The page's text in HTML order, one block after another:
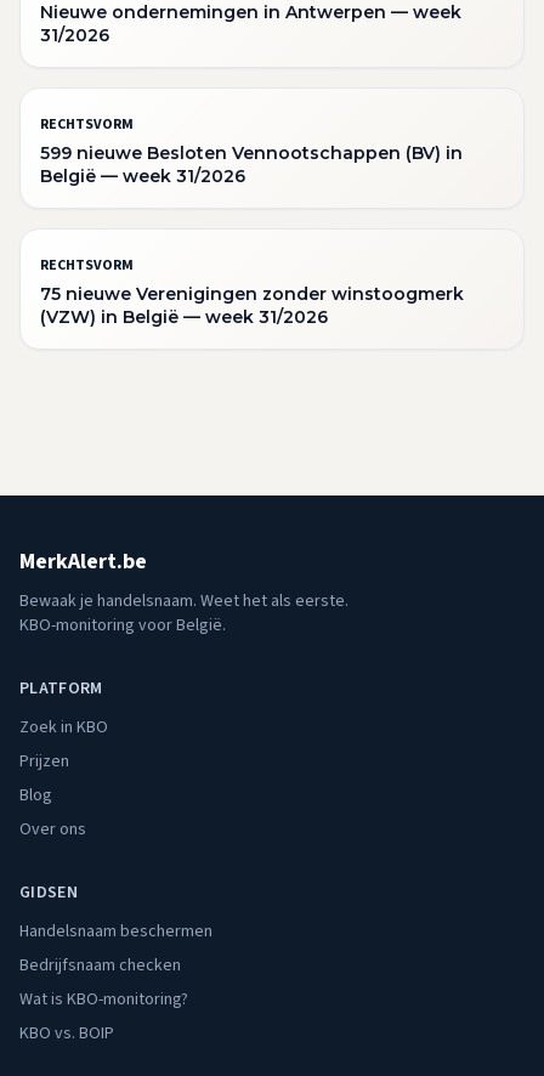
Nieuwe ondernemingen in Antwerpen — week
31/2026
RECHTSVORM
599 nieuwe Besloten Vennootschappen (BV) in
België — week 31/2026
RECHTSVORM
75 nieuwe Verenigingen zonder winstoogmerk
(VZW) in België — week 31/2026
MerkAlert.be
Bewaak je handelsnaam. Weet het als eerste.
KBO-monitoring voor België.
PLATFORM
Zoek in KBO
Prijzen
Blog
Over ons
GIDSEN
Handelsnaam beschermen
Bedrijfsnaam checken
Wat is KBO-monitoring?
KBO vs. BOIP